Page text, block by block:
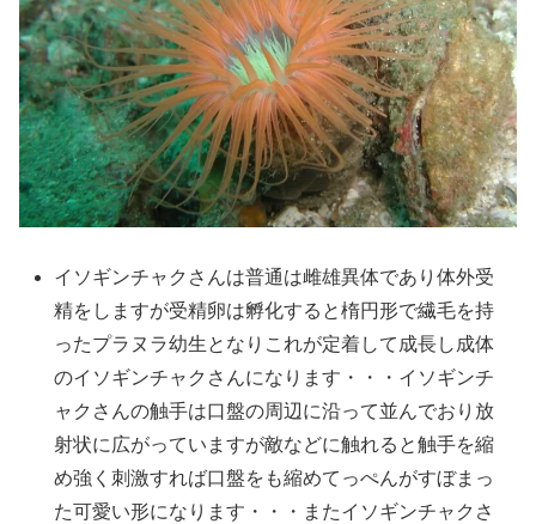
イソギンチャクさんは普通は雌雄異体であり体外受
精をしますが受精卵は孵化すると楕円形で繊毛を持
ったプラヌラ幼生となりこれが定着して成長し成体
のイソギンチャクさんになります・・・イソギンチ
ャクさんの触手は口盤の周辺に沿って並んでおり放
射状に広がっていますが敵などに触れると触手を縮
め強く刺激すれば口盤をも縮めてっぺんがすぼまっ
た可愛い形になります・・・またイソギンチャクさ